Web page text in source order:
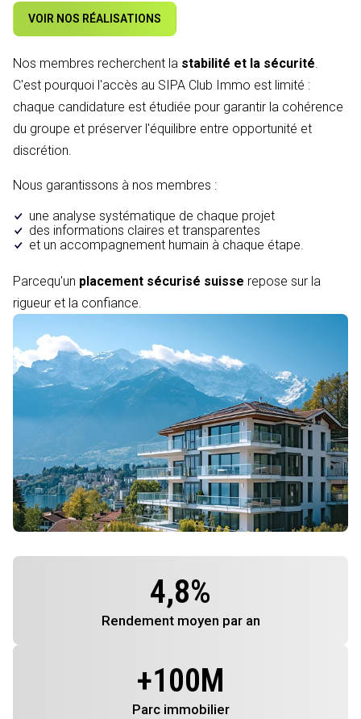
VOIR NOS RÉALISATIONS
Nos membres recherchent la stabilité et la sécurité.
C'est pourquoi l'accès au SIPA Club Immo est limité :
chaque candidature est étudiée pour garantir la cohérence
du groupe et préserver l'équilibre entre opportunité et
discrétion.
Nous garantissons à nos membres :
une analyse systématique de chaque projet
des informations claires et transparentes
et un accompagnement humain à chaque étape.
Parcequ'un placement sécurisé suisse repose sur la
rigueur et la confiance.
4,8%
Rendement moyen par an
+100M
Parc immobilier